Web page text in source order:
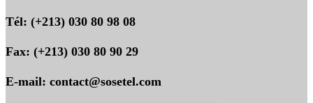
Tél: (+213) 030 80 98 08
Fax: (+213) 030 80 90 29
E-mail: contact@sosetel.com